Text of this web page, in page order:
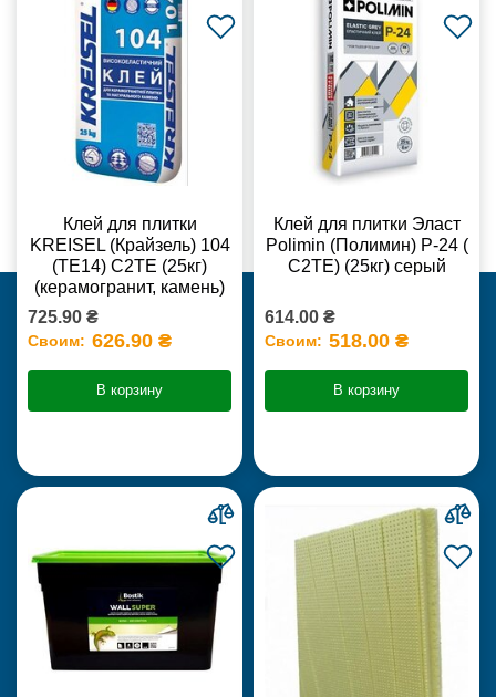
Клей для плитки
KREISEL (Крайзель) 104
(ТЕ14) С2TE (25кг)
(керамогранит, камень)
725.90 ₴
Своим: 626.90 ₴
В корзину
Клей для плитки Эласт
Polimin (Полимин) Р-24 (
С2ТЕ) (25кг) серый
614.00 ₴
Своим: 518.00 ₴
В корзину